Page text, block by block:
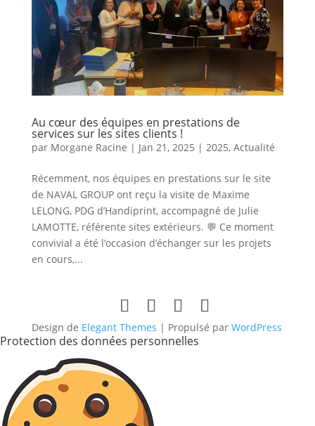
Au cœur des équipes en prestations de
services sur les sites clients !
par Morgane Racine | Jan 21, 2025 | 2025, Actualité
Récemment, nos équipes en prestations sur le site
de NAVAL GROUP ont reçu la visite de Maxime
LELONG, PDG d’Handiprint, accompagné de Julie
LAMOTTE, référente sites extérieurs. 💬 Ce moment
convivial a été l’occasion d’échanger sur les projets
en cours,...
Design de Elegant Themes | Propulsé par WordPress
Protection des données personnelles